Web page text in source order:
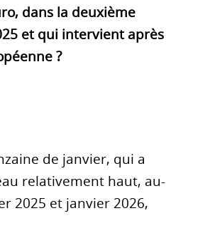
dans la deuxième
et qui intervient après
?
de janvier, qui a
relativement haut, au-
2025 et janvier 2026,